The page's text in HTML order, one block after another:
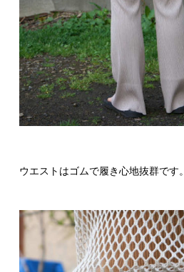
ウエストはゴムで履き心地抜群です。